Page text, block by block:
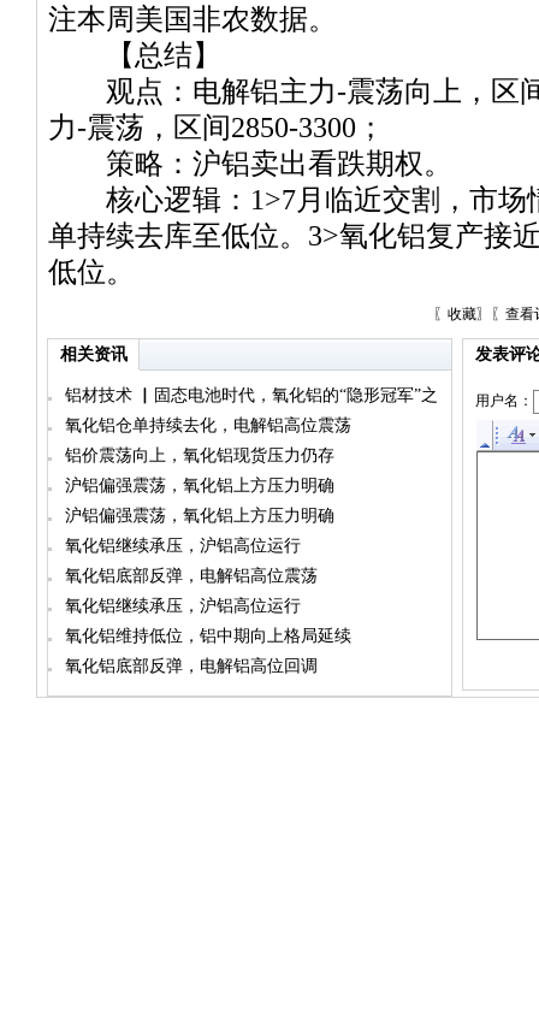
注本周美国非农数据。
【总结】
观点：电解铝主力-震荡向上，区间
力-震荡，区间2850-3300；
策略：沪铝卖出看跌期权。
核心逻辑：1>7月临近交割，市场
单持续去库至低位。3>氧化铝复产接
低位。
〖 收藏〗〖 查看
相关资讯
铝材技术 ▏固态电池时代，氧化铝的“隐形冠军”之
氧化铝仓单持续去化，电解铝高位震荡
铝价震荡向上，氧化铝现货压力仍存
沪铝偏强震荡，氧化铝上方压力明确
沪铝偏强震荡，氧化铝上方压力明确
氧化铝继续承压，沪铝高位运行
氧化铝底部反弹，电解铝高位震荡
氧化铝继续承压，沪铝高位运行
氧化铝维持低位，铝中期向上格局延续
氧化铝底部反弹，电解铝高位回调
发表评
用户名：